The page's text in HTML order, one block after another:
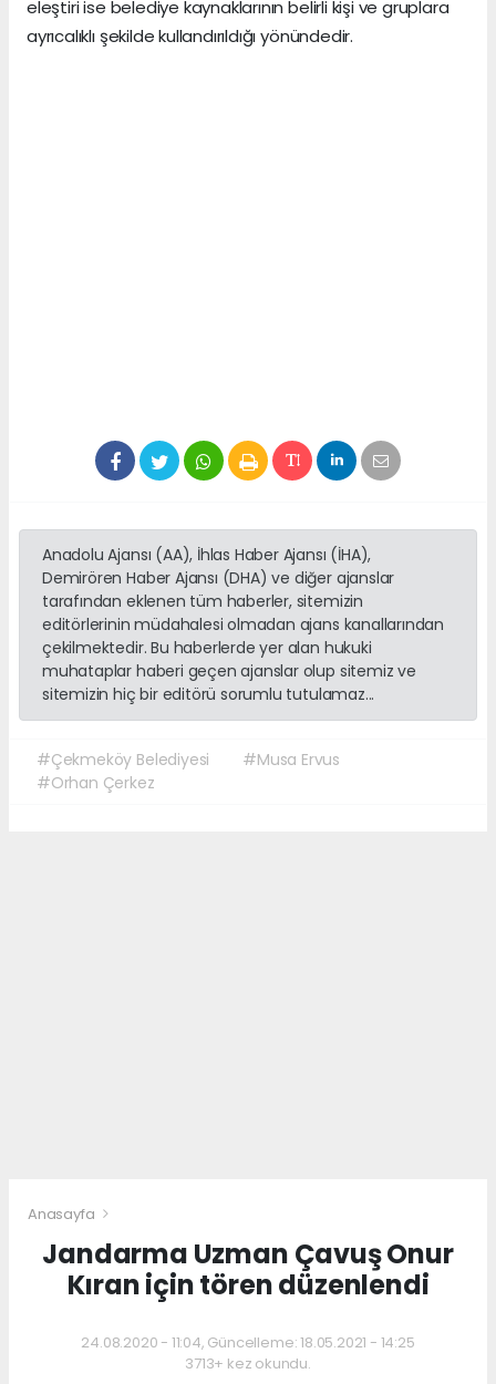
eleştiri ise belediye kaynaklarının belirli kişi ve gruplara
ayrıcalıklı şekilde kullandırıldığı yönündedir.
Anadolu Ajansı (AA), İhlas Haber Ajansı (İHA),
Demirören Haber Ajansı (DHA) ve diğer ajanslar
tarafından eklenen tüm haberler, sitemizin
editörlerinin müdahalesi olmadan ajans kanallarından
çekilmektedir. Bu haberlerde yer alan hukuki
muhataplar haberi geçen ajanslar olup sitemiz ve
sitemizin hiç bir editörü sorumlu tutulamaz...
#Çekmeköy Belediyesi
#Musa Ervus
#Orhan Çerkez
Anasayfa
Jandarma Uzman Çavuş Onur
Kıran için tören düzenlendi
24.08.2020 - 11:04, Güncelleme: 18.05.2021 - 14:25
3713+ kez okundu.